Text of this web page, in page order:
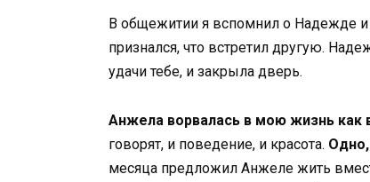
В общежитии я вспомнил о Надежде и
признался, что встретил другую.
удачи тебе, и закрыла дверь.
Анжела ворвалась в мою жизнь как
говорят, и поведение, и красота.
месяца предложил Анжеле жить